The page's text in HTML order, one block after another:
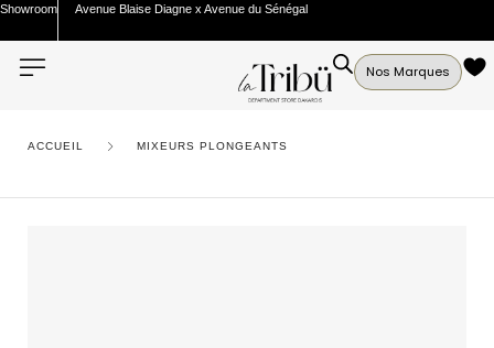
Showroom Avenue Blaise Diagne x Avenue du Sénégal
Nos Marques
ACCUEIL MIXEURS PLONGEANTS